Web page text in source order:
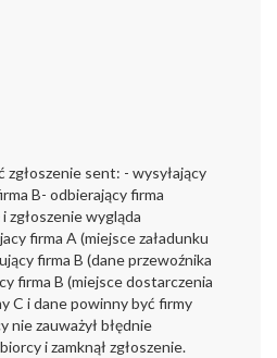
zgłoszenie sent: - wysyłający
B- odbierający firma
zgłoszenie wygląda
firma A (miejsce załadunku
firma B (dane przewoźnika
firma B (miejsce dostarczenia
C i dane powinny być firmy
nie zauważył błędnie
i zamknął zgłoszenie.